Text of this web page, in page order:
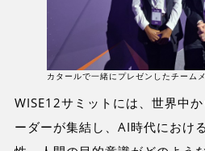
カタールで一緒にプレゼンしたチーム
WISE12サミットには、世界中
ーダーが集結し、AI時代におけ